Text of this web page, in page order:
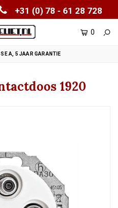
+31 (0) 78 - 61 28 728
0
A, 5 JAAR GARANTIE
1920